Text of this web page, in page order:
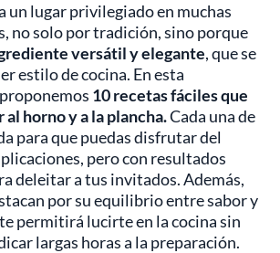
un lugar privilegiado en muchas
no solo por tradición, sino porque
versátil y elegante, que se
estilo de cocina. En esta
10 recetas fáciles que
horno y a la plancha.Cada una de
para que puedas disfrutar del
pero con resultados
deleitar a tus invitados. Además,
por su equilibrio entre sabor y
permitirá lucirte en la cocina sin
largas horas a la preparación.